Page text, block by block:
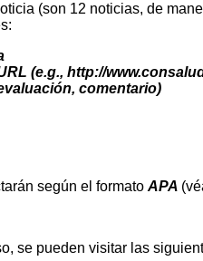
(son 12 noticias, de
(e.g., http://
comentario)
según el formato APA
pueden visitar las